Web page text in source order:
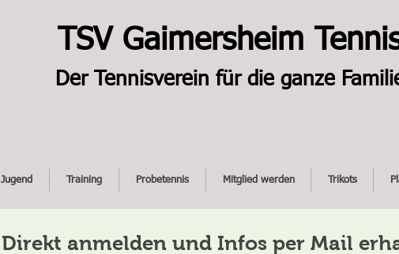
TSV Gaimersheim
Der Tennisverein für die ganze
Jugend Training Probetennis Mitglied werden Trikots
Direkt anmelden und Infos per Mail